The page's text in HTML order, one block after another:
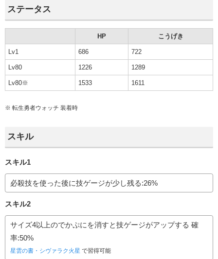
ステータス
HP こうげき
Lv1 686 722
Lv80 1226 1289
Lv80※ 1533 1611
※ 転生勇者ウォッチ 装着時
スキル
スキル1
必殺技を使った後に技ゲージが少し残る:26%
スキル2
サイズ4以上のでかぷにを消すと技ゲージがアップする 確
率:50%
星雲の書・シヴァラク火星 で習得可能